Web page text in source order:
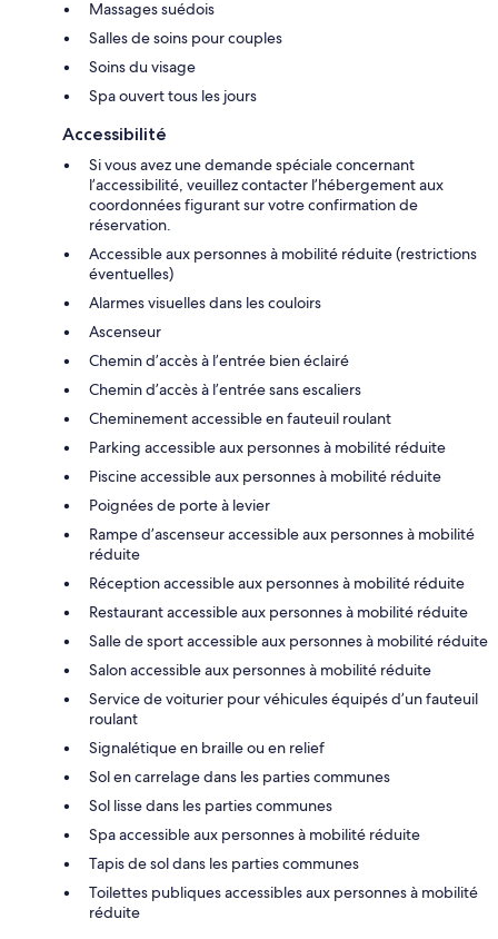
Massages suédois
Salles de soins pour couples
Soins du visage
Spa ouvert tous les jours
Accessibilité
Si vous avez une demande spéciale concernant
l’accessibilité, veuillez contacter l’hébergement aux
coordonnées figurant sur votre confirmation de
réservation.
Accessible aux personnes à mobilité réduite (restrictions
éventuelles)
Alarmes visuelles dans les couloirs
Ascenseur
Chemin d’accès à l’entrée bien éclairé
Chemin d’accès à l’entrée sans escaliers
Cheminement accessible en fauteuil roulant
Parking accessible aux personnes à mobilité réduite
Piscine accessible aux personnes à mobilité réduite
Poignées de porte à levier
Rampe d’ascenseur accessible aux personnes à mobilité
réduite
Réception accessible aux personnes à mobilité réduite
Restaurant accessible aux personnes à mobilité réduite
Salle de sport accessible aux personnes à mobilité réduite
Salon accessible aux personnes à mobilité réduite
Service de voiturier pour véhicules équipés d’un fauteuil
roulant
Signalétique en braille ou en relief
Sol en carrelage dans les parties communes
Sol lisse dans les parties communes
Spa accessible aux personnes à mobilité réduite
Tapis de sol dans les parties communes
Toilettes publiques accessibles aux personnes à mobilité
réduite